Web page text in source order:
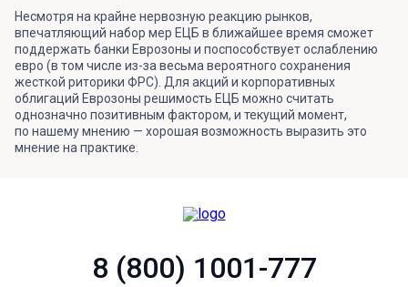
Несмотря на крайне нервозную реакцию рынков,
впечатляющий набор мер ЕЦБ в ближайшее время сможет
поддержать банки Еврозоны и поспособствует ослаблению
евро (в том числе из-за весьма вероятного сохранения
жесткой риторики ФРС). Для акций и корпоративных
облигаций Еврозоны решимость ЕЦБ можно считать
однозначно позитивным фактором, и текущий момент,
по нашему мнению — хорошая возможность выразить это
мнение на практике.
8 (800) 1001-777